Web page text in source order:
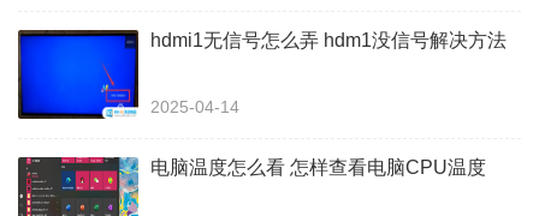
hdmi1无信号怎么弄 hdm1没信号解决方法
2025-04-14
电脑温度怎么看 怎样查看电脑CPU温度